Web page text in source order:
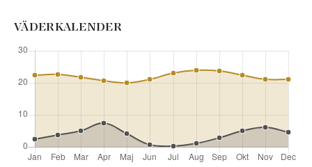
VÄDERKALENDER